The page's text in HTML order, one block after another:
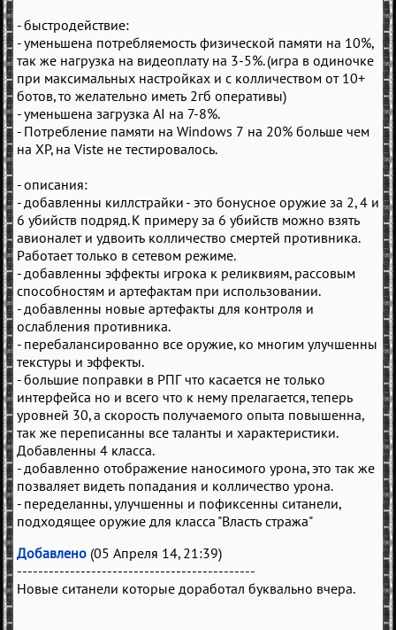
- быстродействие:
- уменьшена потребляемость физической памяти на 10%,
так же нагрузка на видеоплату на 3-5%. (игра в одиночке
при максимальных настройках и с колличеством от 10+
ботов, то желательно иметь 2гб оперативы)
- уменьшена загрузка AI на 7-8%.
- Потребление памяти на Windows 7 на 20% больше чем
на ХР, на Viste не тестировалось.
- описания:
- добавленны киллстрайки - это бонусное оружие за 2, 4 и
6 убийств подряд. К примеру за 6 убийств можно взять
авионалет и удвоить колличество смертей противника.
Работает только в сетевом режиме.
- добавленны эффекты игрока к реликвиям, рассовым
способностям и артефактам при использовании.
- добавленны новые артефакты для контроля и
ослабления противника.
- перебалансированно все оружие, ко многим улучшенны
текстуры и эффекты.
- большие поправки в РПГ что касается не только
интерфейса но и всего что к нему прелагается, теперь
уровней 30, а скорость получаемого опыта повышенна,
так же переписанны все таланты и характеристики.
Добавленны 4 класса.
- добавленно отображение наносимого урона, это так же
позваляет видеть попадания и колличество урона.
- переделанны, улучшенны и пофиксенны ситанели,
подходящее оружие для класса "Власть стража"
Добавлено (05 Апреля 14, 21:39)
---------------------------------------------
Новые ситанели которые доработал буквально вчера.